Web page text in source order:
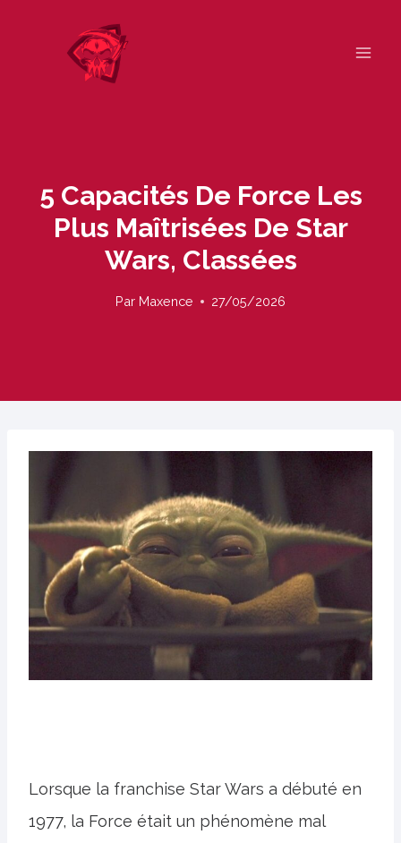
5 Capacités De Force Les
Plus Maîtrisées De Star
Wars, Classées
Par Maxence 27/05/2026
Lorsque la franchise Star Wars a débuté en
1977, la Force était un phénomène mal